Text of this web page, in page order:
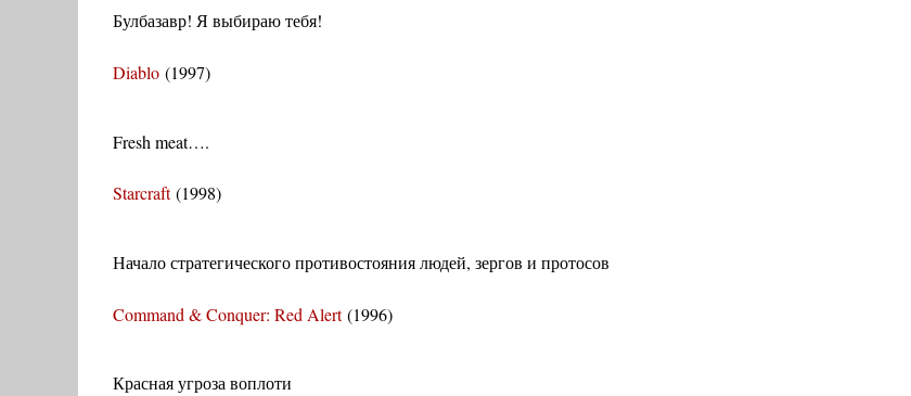
Булбазавр! Я выбираю тебя!
Diablo (1997)
Fresh meat….
Starcraft(1998)
Начало стратегического противостояния людей, зергов и протосов
Command & Conquer: Red Alert(1996)
Красная угроза воплоти